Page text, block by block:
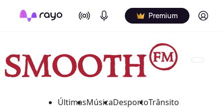
On Air Podcasts Premium Log in
ÚltimasMúsicaDesportoTrânsito